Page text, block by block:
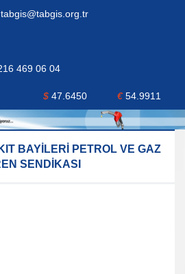
tabgis@tabgis.org.tr
469 06 04
$ 47.6450 €54.9911
BAYİLERİ PETROL VE GAZ
SENDİKASI